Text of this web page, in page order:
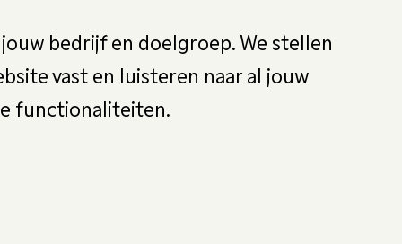
bedrijf en doelgroep. We stellen
vast en luisteren naar al jouw
functionaliteiten.